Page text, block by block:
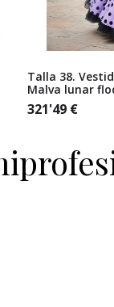
Talla 38.
Malva lunar
321'49 €